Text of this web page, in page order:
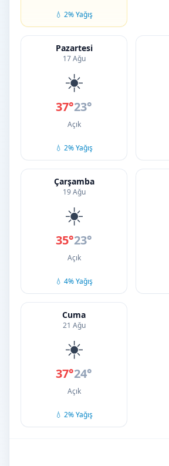
💧 2% Yağış
Pazartesi
17 Ağu
☀️
37°23°
Açık
💧 2% Yağış
Çarşamba
19 Ağu
☀️
35°23°
Açık
💧 4% Yağış
Cuma
21 Ağu
☀️
37°24°
Açık
💧 2% Yağış